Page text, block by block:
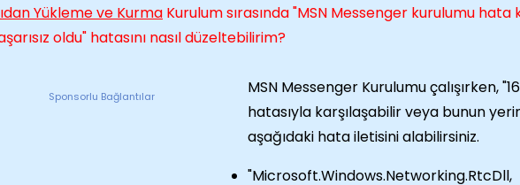
Yükleme ve Kurma Kurulum sırasında "MSN Messenger kurulumu hata
oldu" hatasını nasıl düzeltebilirim?
Sponsorlu Bağlantılar
MSN Messenger Kurulumu çalışırken,
hatasıyla karşılaşabilir veya bunun
aşağıdaki hata iletisini alabilirsiniz.
"Microsoft.Windows.Networking.RtcDll,